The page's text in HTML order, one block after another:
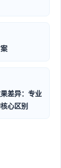
差异：专业
心区别